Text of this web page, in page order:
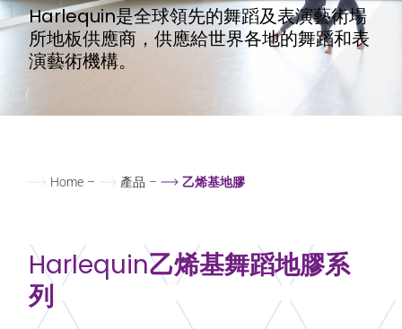
Harlequin是全球領先的舞蹈及表演藝術場
所地板供應商，供應給世界各地的舞蹈和表
演藝術機構。
Home – 產品 – 乙烯基地膠
Harlequin乙烯基舞蹈地膠系
列